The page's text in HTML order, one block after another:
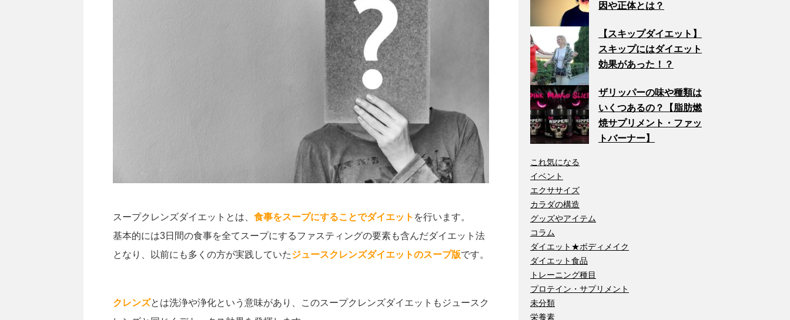
スープクレンズダイエットとは、 食事をスープにすることでダイエット を行います。
基本的には3日間の食事を全てスープにするファスティングの要素も含んだダイエット法
となり、以前にも多くの方が実践していたジュースクレンズダイエットのスープ版です。
クレンズとは洗浄や浄化という意味があり、このスープクレンズダイエットもジュースク
因や正体とは？
【スキップダイエット】
スキップにはダイエット
効果があった！？
ザリッパーの味や種類は
いくつあるの？【脂肪燃
焼サプリメント・ファッ
トバーナー】
これ気になる
イベント
エクササイズ
カラダの構造
グッズやアイテム
コラム
ダイエット★ボディメイク
ダイエット食品
トレーニング種目
プロテイン・サプリメント
未分類
栄養素